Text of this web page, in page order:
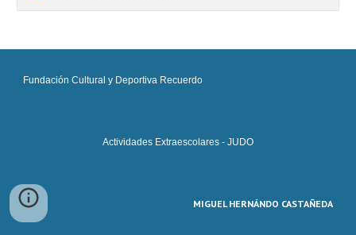
Fundación Cultural y Deportiva Recuerdo
Actividades Extraescolares - JUDO
MIGUEL HERNÁNDO CASTAÑEDA